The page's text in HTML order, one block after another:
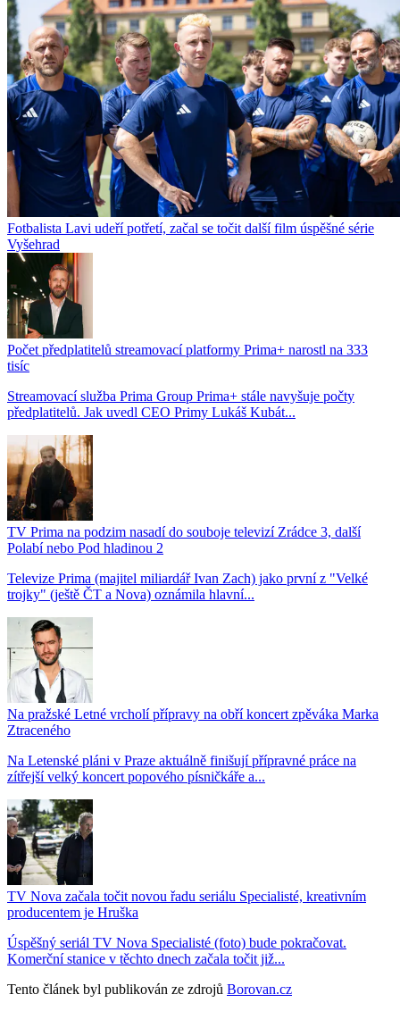
Fotbalista Lavi udeří potřetí, začal se točit další film úspěšné série
Vyšehrad
Počet předplatitelů streamovací platformy Prima+ narostl na 333
tisíc
Streamovací služba Prima Group Prima+ stále navyšuje počty
předplatitelů. Jak uvedl CEO Primy Lukáš Kubát...
TV Prima na podzim nasadí do souboje televizí Zrádce 3, další
Polabí nebo Pod hladinou 2
Televize Prima (majitel miliardář Ivan Zach) jako první z "Velké
trojky" (ještě ČT a Nova) oznámila hlavní...
Na pražské Letné vrcholí přípravy na obří koncert zpěváka Marka
Ztraceného
Na Letenské pláni v Praze aktuálně finišují přípravné práce na
zítřejší velký koncert popového písničkáře a...
TV Nova začala točit novou řadu seriálu Specialisté, kreativním
producentem je Hruška
Úspěšný seriál TV Nova Specialisté (foto) bude pokračovat.
Komerční stanice v těchto dnech začala točit již...
Tento článek byl publikován ze zdrojů Borovan.cz